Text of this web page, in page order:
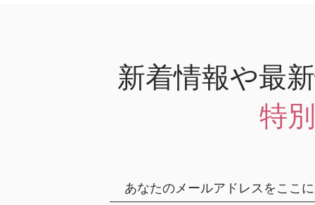
新着情報や最
特